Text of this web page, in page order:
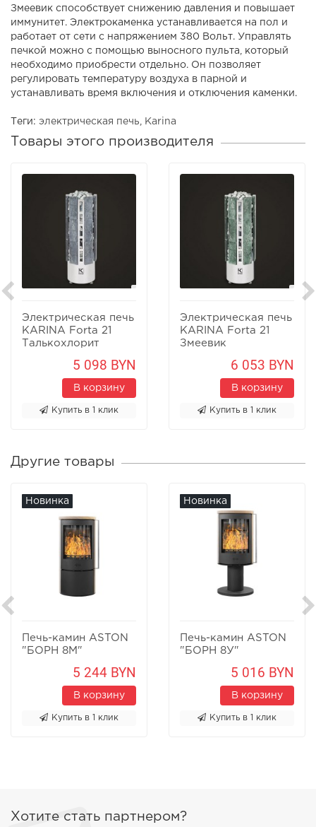
Змеевик способствует снижению давления и повышает
иммунитет. Электрокаменка устанавливается на пол и
работает от сети с напряжением 380 Вольт. Управлять
печкой можно с помощью выносного пульта, который
необходимо приобрести отдельно. Он позволяет
регулировать температуру воздуха в парной и
устанавливать время включения и отключения каменки.
Теги: электрическая печь Karina
Товары этого производителя
Электрическая печь
KARINA Forta 21
Талькохлорит
5 098 BYN
В корзину
Купить в 1 клик
Электрическая печь
KARINA Forta 21
Змеевик
6 053 BYN
В корзину
Купить в 1 клик
Другие товары
Новинка
Печь-камин ASTON
"БОРН 8М"
5 244 BYN
В корзину
Купить в 1 клик
Новинка
Печь-камин ASTON
"БОРН 8У"
5 016 BYN
В корзину
Купить в 1 клик
Хотите стать партнером?